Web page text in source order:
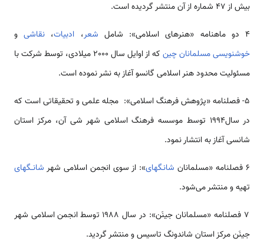
بیش از 47 شماره از آن منتشر گردیده است.
4 دو ماهنامه «هنرهای اسلامی»: شامل شعر، ادبیات، نقاشیو
خوشنویسیمسلمانان چین
که از اوایل سال 2000 میلادی، توسط شرکت با
مسئولیت محدود هنر اسلامی گانسو آغاز به نشر نموده است.
5-‌ فصلنامه «پژوهش فرهنگ اسلامی»: مجله علمی و تحقیقاتی است که
در سال1994 توسط موسسه فرهنگ اسلامی شهر شی آن، مرکز استان
شانسی آغاز به انتشار نمود.
6 فصلنامه «مسلمانان شانـگهای»: از سوی انجمن اسلامی شهر شانــگهای
تهیه و منتشر می‌شود.
7 فصلنامه «مسلمانان جی­نَن»: در سال 1988 توسط انجمن اسلامی شهر
جی­نَن مرکز استان شاندونگ تاسیس و منتشر گردید.